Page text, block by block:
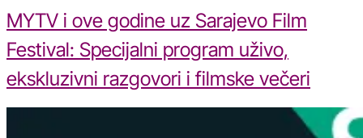
MYTV i ove godine uz Sarajevo Film
Festival: Specijalni program uživo,
ekskluzivni razgovori i filmske večeri